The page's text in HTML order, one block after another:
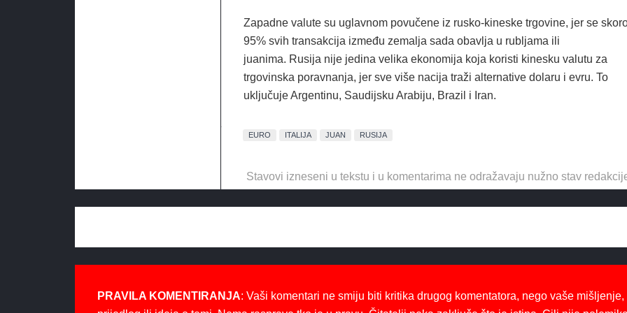
Zapadne valute su uglavnom povučene iz rusko-kineske trgovine, jer se
95% svih transakcija između zemalja sada obavlja u rubljama ili
juanima. Rusija nije jedina velika ekonomija koja koristi kinesku valutu za
trgovinska poravnanja, jer sve više nacija traži alternative dolaru i evru. To
uključuje Argentinu, Saudijsku Arabiju, Brazil i Iran.
EURO ITALIJA JUAN RUSIJA
Stavovi izneseni u tekstu i u komentarima ne odražavaju nužno stav
PRAVILA KOMENTIRANJA: Vaši komentari ne smiju biti kritika drugog komentatora, nego vaše mišljenje,